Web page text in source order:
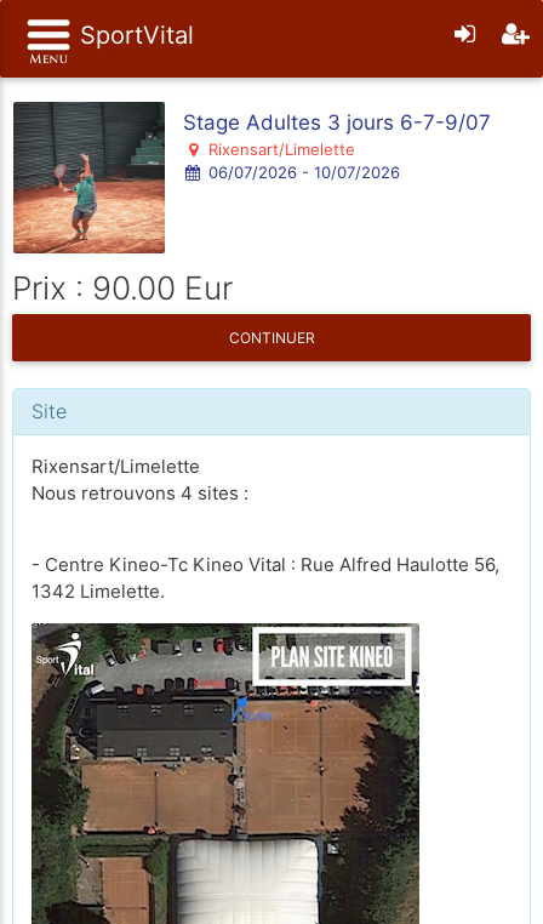
SportVital
Stage Adultes 3 jours 6-7-9/07
Rixensart/Limelette
06/07/2026 - 10/07/2026
Prix : 90.00 Eur
CONTINUER
Site
Rixensart/Limelette
Nous retrouvons 4 sites :
- Centre Kineo-Tc Kineo Vital : Rue Alfred Haulotte 56,
1342 Limelette.